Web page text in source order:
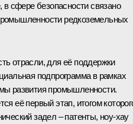
в сфере безопасности связано
редкоземельных
отрасли, для её поддержки
подпрограмма в рамках
развития промышленности.
её первый этап, итогом
задел – патенты, ноу-хау